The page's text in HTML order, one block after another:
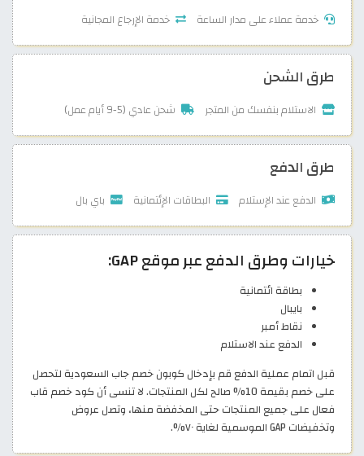
خدمة عملاء على مدار الساعة خدمة الإرجاع المجانية
طرق الشحن
الاستلام بنفسك من المتجر شحن عادي (5-9 أيام عمل)
طرق الدفع
الدفع عند الإستلام البطاقات الإئتمانية باي بال
خيارات وطرق الدفع عبر موقع GAP:
بطاقة ائتمانية
بايبال
نقاط أمبر
الدفع عند الاستلام
قبل اتمام عملية الدفع قم بإدخال كوبون خصم جاب السعودية لتحصل
على خصم بقيمة 10% صالح لكل المنتجات. لا تنسى أن كود خصم قاب
فعال على جميع المنتجات حتى المخفضة منها، وتصل عروض
وتخفيضات GAP الموسمية لغاية ٧٠%.